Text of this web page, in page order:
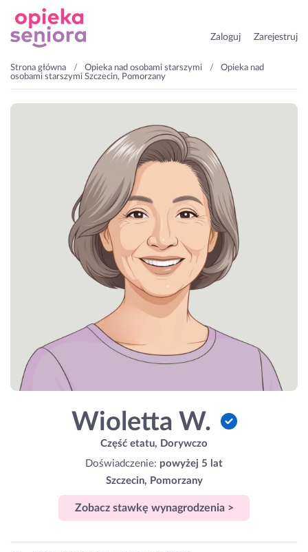
Zaloguj Zarejestruj
Strona główna Opieka nad osobami starszymi
Opieka nad
osobami starszymi Szczecin, Pomorzany
Wioletta W.
Część etatu, Dorywczo
Doświadczenie: powyżej 5 lat
Szczecin, Pomorzany
Zobacz stawkę wynagrodzenia >